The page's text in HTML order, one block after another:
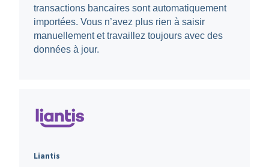
transactions bancaires sont automatiquement
importées. Vous n’avez plus rien à saisir
manuellement et travaillez toujours avec des
données à jour.
Liantis